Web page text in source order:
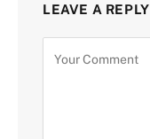
LEAVE A REPLY